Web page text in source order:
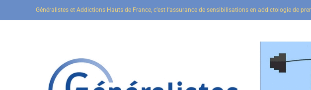
Généralistes et Addictions Hauts de France, c’est l’assurance de sensibilisations en addictologie de